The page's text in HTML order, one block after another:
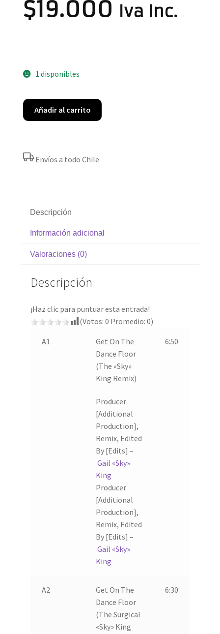
$19.000 Iva Inc.
1 disponibles
Añadir al carrito
Envíos a todo Chile
Descripción
Información adicional
Valoraciones (0)
Descripción
¡Haz clic para puntuar esta entrada!
(Votos: 0 Promedio: 0)
A1
Get On The
Dance Floor
(The «Sky»
King Remix)
Producer
[Additional
Production],
Remix, Edited
By [Edits] –
Gail «Sky»
King
Producer
[Additional
Production],
Remix, Edited
By [Edits] –
Gail «Sky»
King
6:50
A2
Get On The
Dance Floor
(The Surgical
«Sky» King
6:30